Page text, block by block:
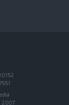
2007